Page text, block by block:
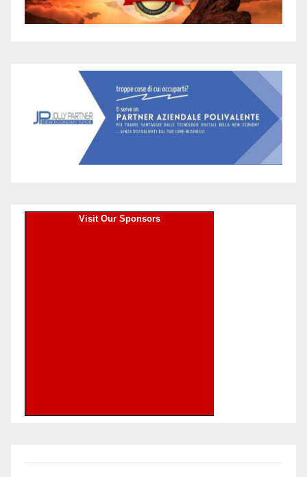
Visit Our Sponsors